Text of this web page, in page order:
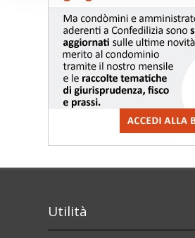
Utilità